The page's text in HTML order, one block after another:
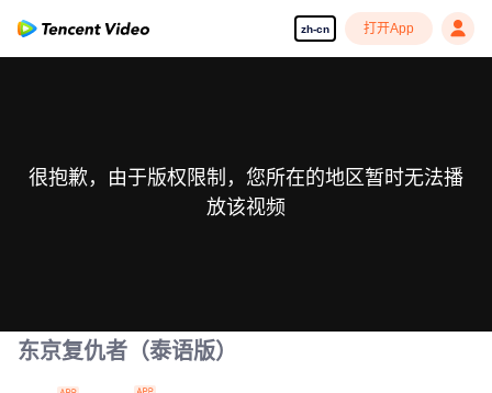
zh-cn 打开App
很抱歉，由于版权限制，您所在的地区暂时无法播
放该视频
东京复仇者（泰语版）